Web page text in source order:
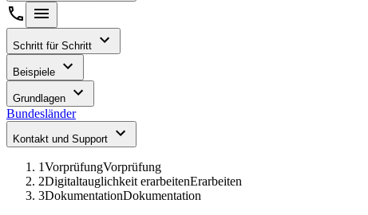
Schritt für Schritt
Beispiele
Grundlagen
Bundesländer
Kontakt und Support
1VorprüfungVorprüfung
2Digitaltauglichkeit erarbeitenErarbeiten
3DokumentationDokumentation